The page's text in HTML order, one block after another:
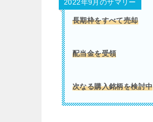
2022年9月のサマリー
長期枠をすべて売却
配当金を受領
次なる購入銘柄を検討中